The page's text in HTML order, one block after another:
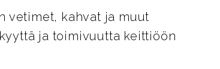
vetimet, kahvat ja muut
ja toimivuutta keittiöön